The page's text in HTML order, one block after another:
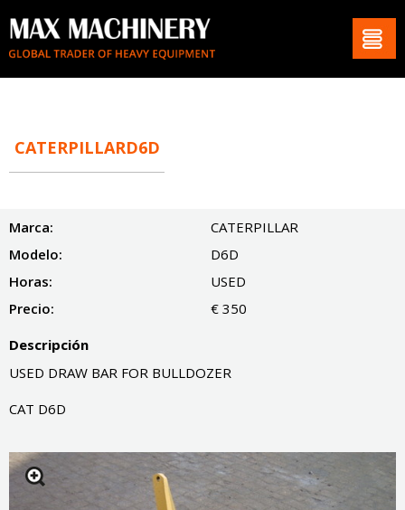
CATERPILLARD6D
Marca:
CATERPILLAR
Modelo:
D6D
Horas:
USED
Precio:
€ 350
Descripción
USED DRAW BAR FOR BULLDOZER
CAT D6D